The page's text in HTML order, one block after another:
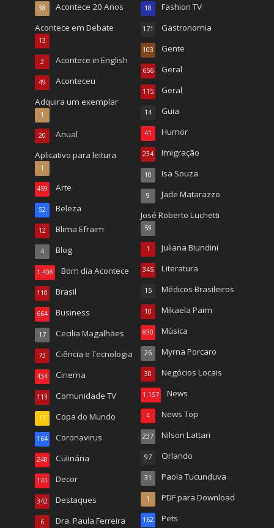
Acontece 20 Anos
38
Acontece em Debate
13
Acontece in English
3
Aconteceu
49
Adquira um exemplar
1
Anual
20
Aplicativo para leitura
1
Arte
459
Beleza
52
Blima Efraim
12
Blog
4
Bom dia Acontece
1.408
Brasil
110
Business
664
Cecilia Magalhães
17
Ciência e Tecnologia
73
Cinema
434
Comunidade TV
113
Copa do Mundo
17
Coronavirus
164
Culinária
240
Decor
141
Destaques
342
Dra. Paula Ferreira
6
Fashion TV
18
Gastronomia
171
Gente
103
Geral
656
Geral
115
Guia
14
Humor
41
Imigração
234
Isa Souza
10
Jade Matarazzo
9
José Roberto Luchetti
59
Juliana Biundini
1
Literatura
345
Médicos Brasileiros
15
Mikaela Paim
10
Música
830
Myrna Porcaro
26
Negócios Locais
30
News
1.157
News Top
4
Nilson Lattari
237
Orlando
97
Paola Tucunduva
31
PDF para Download
1
Pets
162